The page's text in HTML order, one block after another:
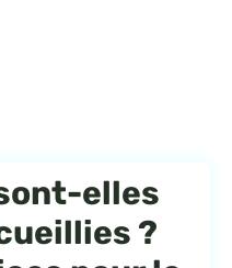
elles
?